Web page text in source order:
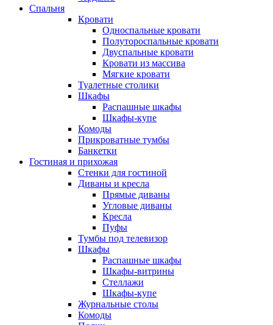
Спальня
Кровати
Односпальные кровати
Полутороспальные кровати
Двуспальные кровати
Кровати из массива
Мягкие кровати
Туалетные столики
Шкафы
Распашные шкафы
Шкафы-купе
Комоды
Прикроватные тумбы
Банкетки
Гостиная и прихожая
Стенки для гостиной
Диваны и кресла
Прямые диваны
Угловые диваны
Кресла
Пуфы
Тумбы под телевизор
Шкафы
Распашные шкафы
Шкафы-витрины
Стеллажи
Шкафы-купе
Журнальные столы
Комоды